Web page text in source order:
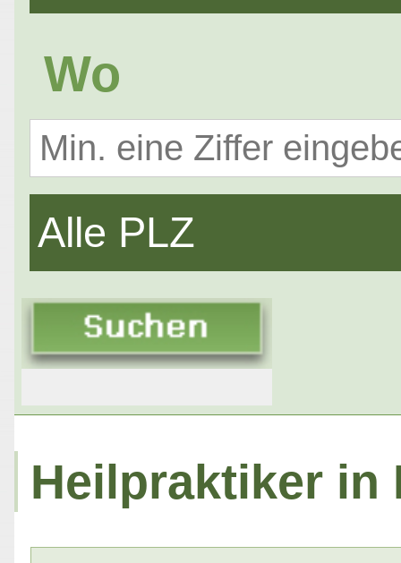
Wo
Alle PLZ
Heilpraktiker in